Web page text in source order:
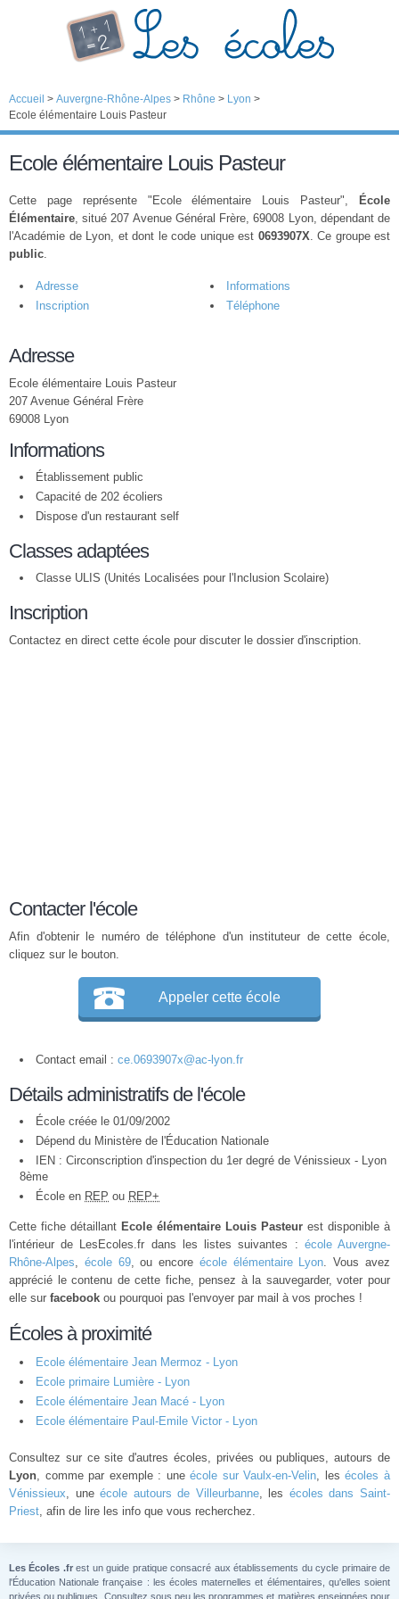
Accueil > Auvergne-Rhône-Alpes > Rhône > Lyon >
Ecole élémentaire Louis Pasteur
Ecole élémentaire Louis Pasteur
Cette page représente "Ecole élémentaire Louis Pasteur",
École
Élémentaire, situé 207 Avenue Général Frère, 69008 Lyon, dépendant de
l'Académie de Lyon, et dont le code unique est 0693907X. Ce groupe est
public.
Adresse
Informations
Inscription
Téléphone
Adresse
Ecole élémentaire Louis Pasteur
207 Avenue Général Frère
69008 Lyon
Informations
Établissement public
Capacité de 202 écoliers
Dispose d'un restaurant self
Classes adaptées
Classe ULIS (Unités Localisées pour l'Inclusion Scolaire)
Inscription
Contactez en direct cette école pour discuter le dossier d'inscription.
Contacter l'école
Afin d'obtenir le numéro de téléphone d'un instituteur de cette école,
cliquez sur le bouton.
Appeler cette école
Contact email : ce.0693907x@ac-lyon.fr
Détails administratifs de l'école
École créée le 01/09/2002
Dépend du Ministère de l'Éducation Nationale
IEN : Circonscription d'inspection du 1er degré de Vénissieux - Lyon
8ème
École en REP ou REP+
Cette fiche détaillant Ecole élémentaire Louis Pasteur est disponible à
l'intérieur de LesEcoles.fr dans les listes suivantes : école Auvergne-
Rhône-Alpes, école 69, ou encore école élémentaire Lyon. Vous avez
apprécié le contenu de cette fiche, pensez à la sauvegarder, voter pour
elle sur facebook ou pourquoi pas l'envoyer par mail à vos proches !
Écoles à proximité
Ecole élémentaire Jean Mermoz - Lyon
Ecole primaire Lumière - Lyon
Ecole élémentaire Jean Macé - Lyon
Ecole élémentaire Paul-Emile Victor - Lyon
Consultez sur ce site d'autres écoles, privées ou publiques, autours de
Lyon, comme par exemple : uneécole sur Vaulx-en-Velin, lesécoles à
Vénissieux, uneécole autours de Villeurbanne, les écoles dans Saint-
Priest, afin de lire les info que vous recherchez.
Les Écoles .frest un guide pratique consacré aux établissements du cycle primaire de
l'Éducation Nationale française : les écoles maternelles et élémentaires, qu'elles soient
privées ou publiques. Consultez sous peu les programmes et matières enseignées pour